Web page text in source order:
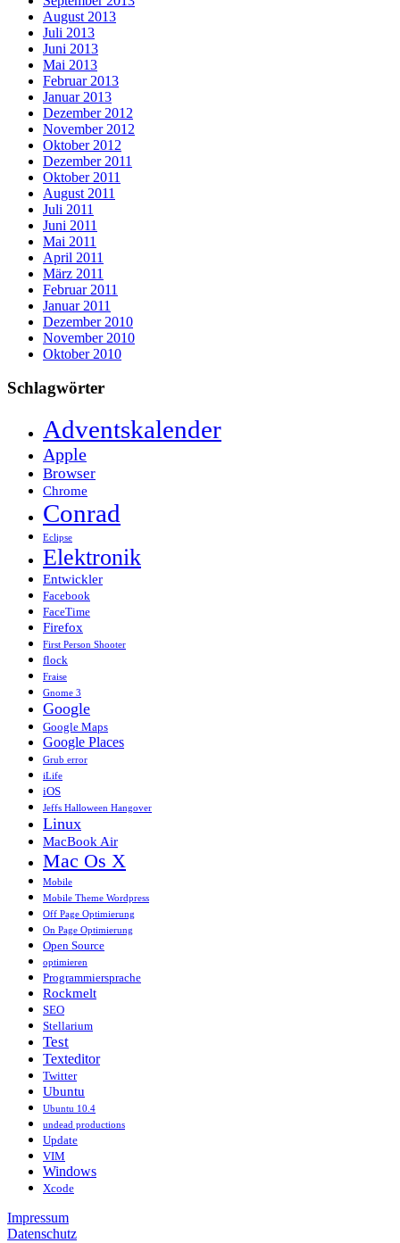
August 2013
Juli 2013
Juni 2013
Mai 2013
Februar 2013
Januar 2013
Dezember 2012
November 2012
Oktober 2012
Dezember 2011
Oktober 2011
August 2011
Juli 2011
Juni 2011
Mai 2011
April 2011
März 2011
Februar 2011
Januar 2011
Dezember 2010
November 2010
Oktober 2010
Schlagwörter
Adventskalender
Apple
Browser
Chrome
Conrad
Eclipse
Elektronik
Entwickler
Facebook
FaceTime
Firefox
First Person Shooter
flock
Fraise
Gnome 3
Google
Google Maps
Google Places
Grub error
iLife
iOS
Jeffs Halloween Hangover
Linux
MacBook Air
Mac Os X
Mobile
Mobile Theme Wordpress
Off Page Optimierung
On Page Optimierung
Open Source
optimieren
Programmiersprache
Rockmelt
SEO
Stellarium
Test
Texteditor
Twitter
Ubuntu
Ubuntu 10.4
undead productions
Update
VIM
Windows
Xcode
Impressum
Datenschutz